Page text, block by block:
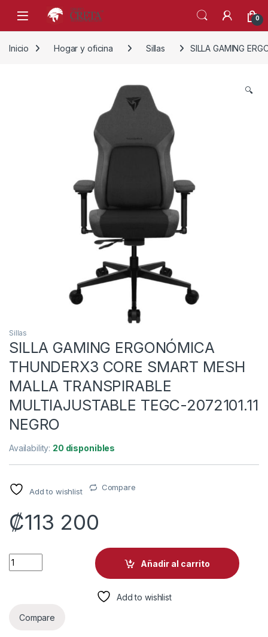
Skip to navigation
Skip to content
0
Inicio Hogar y oficina Sillas SILLA GAMING
🔍
Sillas
SILLA GAMING ERGONÓMICA
THUNDERX3 CORE SMART MESH
MALLA TRANSPIRABLE
MULTIAJUSTABLE TEGC-2072101.11
NEGRO
Availability: 20 disponibles
Add to wishlist Compare
₡113 200
SILLA GAMING ERGONÓMICA THUNDERX3 CORE SMART
Añadir al carrito
Add to wishlist
Compare